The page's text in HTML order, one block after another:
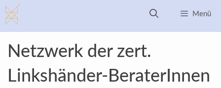
Zum
Inhalt
springen
Menü
Netzwerk der zert.
Linkshänder-BeraterInnen